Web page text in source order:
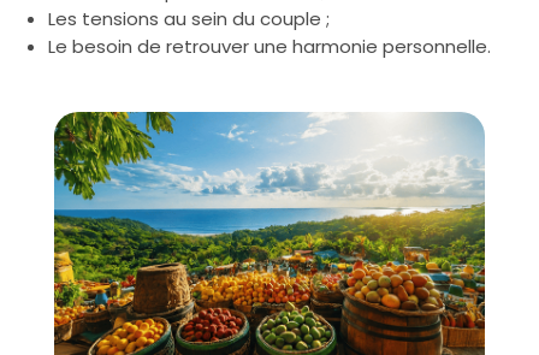
Les tensions au sein du couple ;
Le besoin de retrouver une harmonie personnelle.